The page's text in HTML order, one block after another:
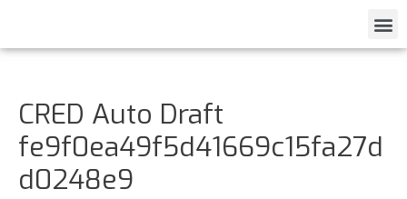
CRED Auto Draft
fe9f0ea49f5d41669c15fa27d
d0248e9